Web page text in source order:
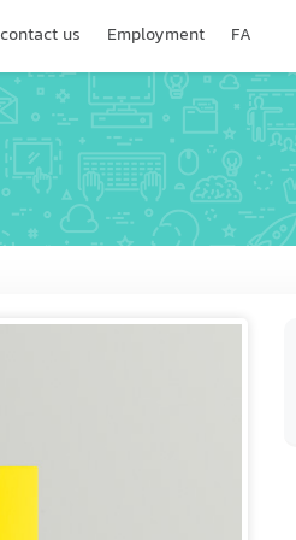
contact us Employment FA